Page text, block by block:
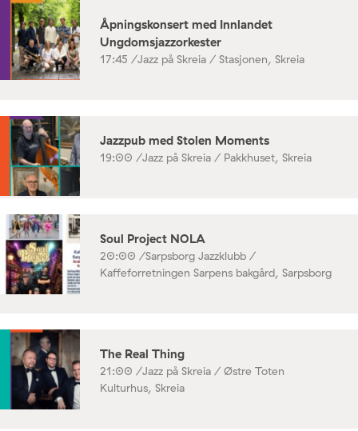
Åpningskonsert med Innlandet
Ungdomsjazzorkester
17:45 /Jazz på Skreia / Stasjonen, Skreia
Jazzpub med Stolen Moments
19:00 /Jazz på Skreia / Pakkhuset, Skreia
Soul Project NOLA
20:00 /Sarpsborg Jazzklubb /
Kaffeforretningen Sarpens bakgård, Sarpsborg
The Real Thing
21:00 /Jazz på Skreia / Østre Toten
Kulturhus, Skreia